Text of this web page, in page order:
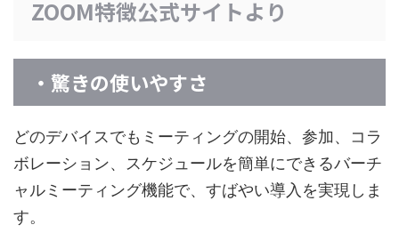
ZOOM特徴公式サイトより
・驚きの使いやすさ
どのデバイスでもミーティングの開始、参加、コラ
ボレーション、スケジュールを簡単にできるバーチ
ャルミーティング機能で、すばやい導入を実現しま
す。